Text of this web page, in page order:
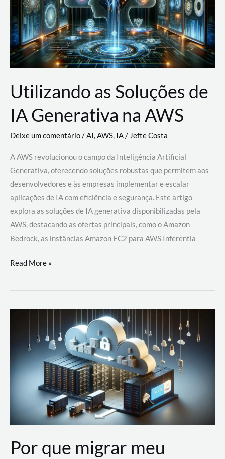
Utilizando as Soluções de
IA Generativa na AWS
Deixe um comentário/AI,AWS, IA/Jefte Costa
A AWS revolucionou o campo da Inteligência Artificial
Generativa, oferecendo soluções robustas que permitem aos
desenvolvedores e às empresas implementar e escalar
aplicações de IA com eficiência e segurança. Este artigo
explora as soluções de IA generativa disponibilizadas pela
AWS, destacando as ofertas principais, como o Amazon
Bedrock, as instâncias Amazon EC2 para AWS Inferentia
Utilizando
Soluções
AWS
Read More »
Por que migrar meu